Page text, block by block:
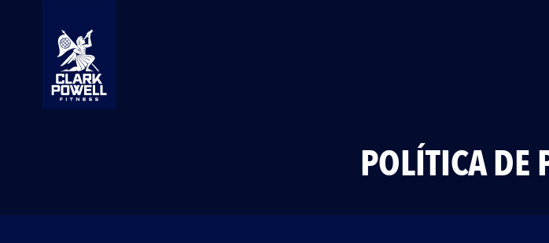
POLÍTICA DE